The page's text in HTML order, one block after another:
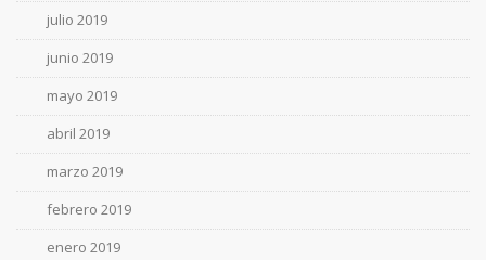
julio 2019
junio 2019
mayo 2019
abril 2019
marzo 2019
febrero 2019
enero 2019